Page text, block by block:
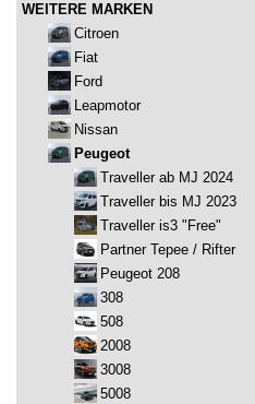
WEITERE MARKEN
Citroen
Fiat
Ford
Leapmotor
Nissan
Peugeot
Traveller ab MJ 2024
Traveller bis MJ 2023
Traveller is3 "Free"
Partner Tepee / Rifter
Peugeot 208
308
508
2008
3008
5008